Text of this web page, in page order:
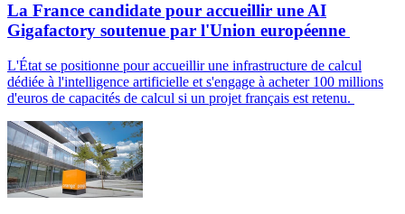
La France candidate pour accueillir une AI
Gigafactory soutenue par l'Union européenne
L'État se positionne pour accueillir une infrastructure de calcul
dédiée à l'intelligence artificielle et s'engage à acheter 100 millions
d'euros de capacités de calcul si un projet français est retenu.